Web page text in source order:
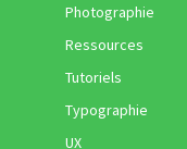
Photographie
Ressources
Tutoriels
Typographie
UX